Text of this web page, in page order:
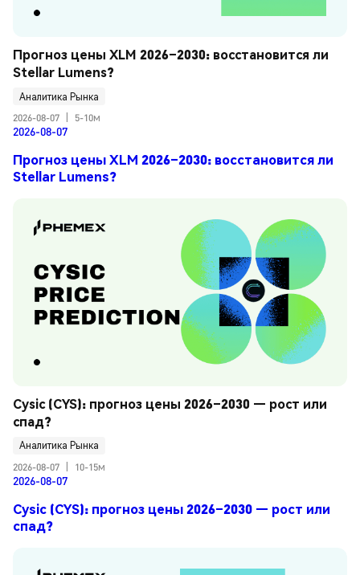
Прогноз цены XLM 2026–2030: восстановится ли
Stellar Lumens?
Аналитика Рынка
2026-08-07
5-10м
2026-08-07
Прогноз цены XLM 2026–2030: восстановится ли
Stellar Lumens?
Cysic (CYS): прогноз цены 2026–2030 — рост или
спад?
Аналитика Рынка
2026-08-07
10-15м
2026-08-07
Cysic (CYS): прогноз цены 2026–2030 — рост или
спад?